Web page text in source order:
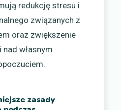
redukcję stresu i
związanych z
oraz zwiększenie
własnym
zasady